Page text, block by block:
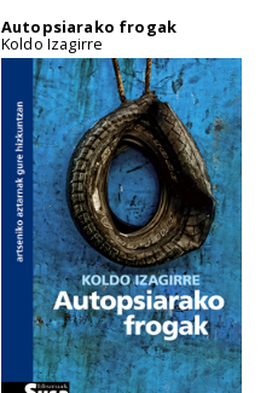
Autopsiarako frogak
Koldo Izagirre